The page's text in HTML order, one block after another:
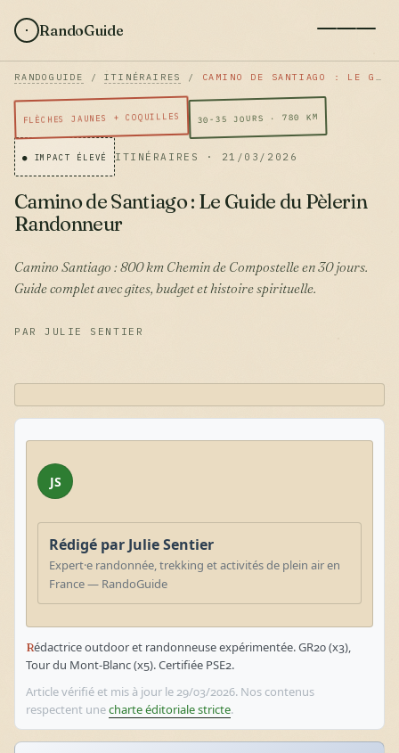
RandoGuide
RANDOGUIDE /ITINÉRAIRES / CAMINO DE SANTIAGO : LE GUIDE DU PÈLERIN RANDONNEUR
FLÈCHES JAUNES + COQUILLES 30-35 JOURS · 780 KM
● IMPACT ÉLEVÉ ITINÉRAIRES · 21/03/2026
Camino de Santiago : Le Guide du Pèlerin
Randonneur
Camino Santiago : 800 km Chemin de Compostelle en 30 jours.
Guide complet avec gîtes, budget et histoire spirituelle.
PAR JULIE SENTIER
JS
Rédigé par Julie Sentier
Expert·e randonnée, trekking et activités de plein air en
France — RandoGuide
Rédactrice outdoor et randonneuse expérimentée. GR20 (x3),
Tour du Mont-Blanc (x5). Certifiée PSE2.
Article vérifié et mis à jour le 29/03/2026. Nos contenus
respectent unecharte éditoriale stricte.